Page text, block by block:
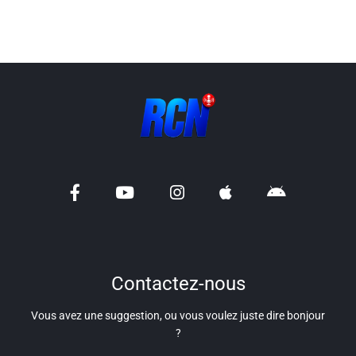
MEDIAS
Ecrire à RCN
Contactez-nous
Vous avez une suggestion, ou vous voulez juste dire bonjour
?